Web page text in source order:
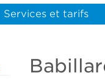
Services et tarifs